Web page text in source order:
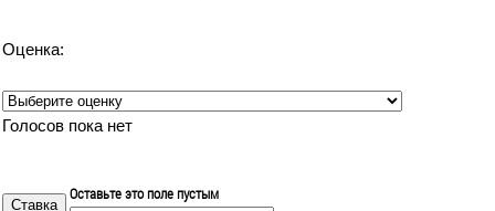
Оценка:
Голосов пока нет
Оставьте это поле пустым